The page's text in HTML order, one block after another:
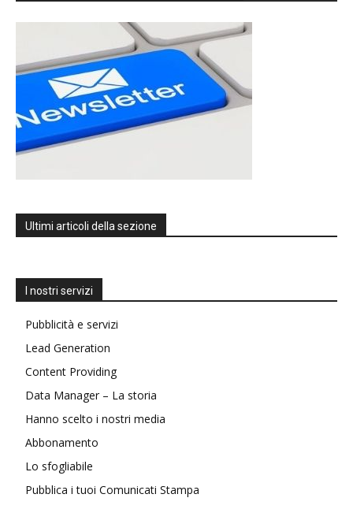
Ultimi articoli della sezione
I nostri servizi
Pubblicità e servizi
Lead Generation
Content Providing
Data Manager – La storia
Hanno scelto i nostri media
Abbonamento
Lo sfogliabile
Pubblica i tuoi Comunicati Stampa